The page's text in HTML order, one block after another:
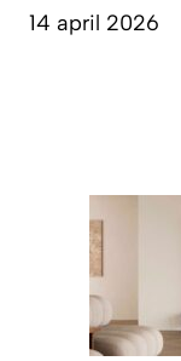
14 april 2026